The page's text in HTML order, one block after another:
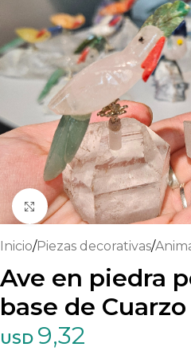
Haga clic para ampliar
Inicio/Piezas decorativas/
Ave en piedra
base de
USD 9,32